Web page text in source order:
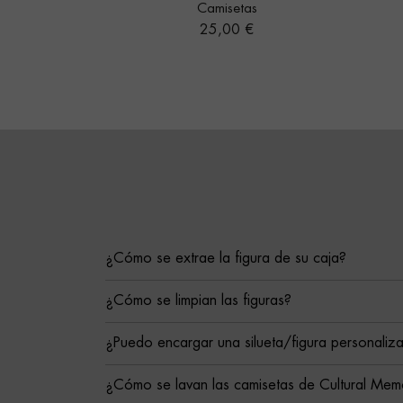
Camisetas
Precio
25,00 €
¿Cómo se extrae la figura de su caja?
¿Cómo se limpian las figuras?
¿Puedo encargar una silueta/figura
¿Cómo se lavan las camisetas de Cultural